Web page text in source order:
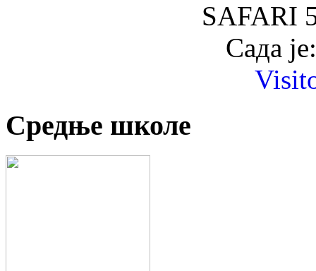
SAFARI
Сада
Средње школе